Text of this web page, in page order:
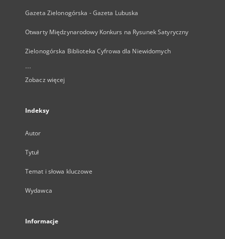
Gazeta Zielonogórska - Gazeta Lubuska
Otwarty Międzynarodowy Konkurs na Rysunek Satyryczny
Zielonogórska Biblioteka Cyfrowa dla Niewidomych
...
Zobacz więcej
Indeksy
Autor
Tytuł
Temat i słowa kluczowe
Wydawca
Informacje